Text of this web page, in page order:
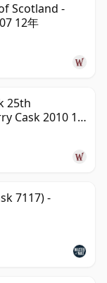
Scotland -
12年
25th
Cask 2010 13
7117) -